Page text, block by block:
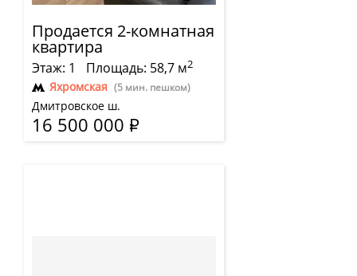
Продается 2-комнатная
квартира
Этаж: 1 Площадь: 58,7 м2
Яхромская (5 мин. пешком)
Дмитровское ш.
16 500 000 Р